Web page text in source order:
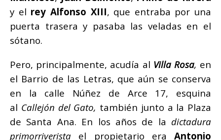
y el rey Alfonso XIII, que entraba por una
puerta trasera y pasaba las veladas en el
sótano.
Pero, principalmente, acudía al Villa Rosa, en
el Barrio de las Letras, que aún se conserva
en la calle Núñez de Arce 17, esquina
al Callejón del Gato, también junto a la Plaza
de Santa Ana. En los años de la dictadura
primorriverista el propietario era Antonio